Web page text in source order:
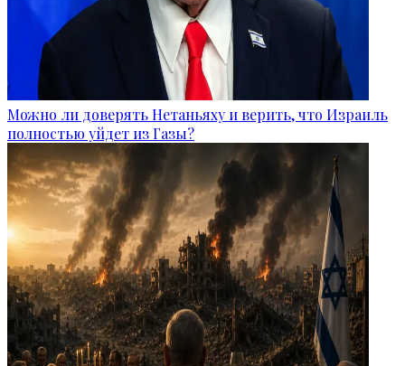
Можно ли доверять Нетаньяху и верить, что Израиль
полностью уйдет из Газы?